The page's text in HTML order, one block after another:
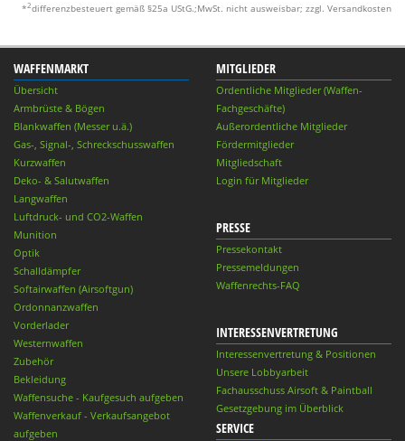
*2differenzbesteuert gemäß §25a UStG.;MwSt. nicht ausweisbar; zzgl. Versandkosten
WAFFENMARKT
Übersicht
Armbrüste & Bögen
Blankwaffen (Messer u.ä.)
Gas-, Signal-, Schreckschusswaffen
Kurzwaffen
Deko- & Salutwaffen
Langwaffen
Luftdruck- und CO2-Waffen
Munition
Optik
Schalldämpfer
Softairwaffen (Airsoftgun)
Ordonnanzwaffen
Vorderlader
Westernwaffen
Zubehör
Bekleidung
Waffensuche - Kaufgesuch aufgeben
Waffenverkauf - Verkaufsangebot
aufgeben
MITGLIEDER
Ordentliche Mitglieder (Waffen-
Fachgeschäfte)
Außerordentliche Mitglieder
Fördermitglieder
Mitgliedschaft
Login für Mitglieder
PRESSE
Pressekontakt
Pressemeldungen
Waffenrechts-FAQ
INTERESSENVERTRETUNG
Interessenvertretung & Positionen
Unsere Lobbyarbeit
Fachausschuss Airsoft & Paintball
Gesetzgebung im Überblick
SERVICE